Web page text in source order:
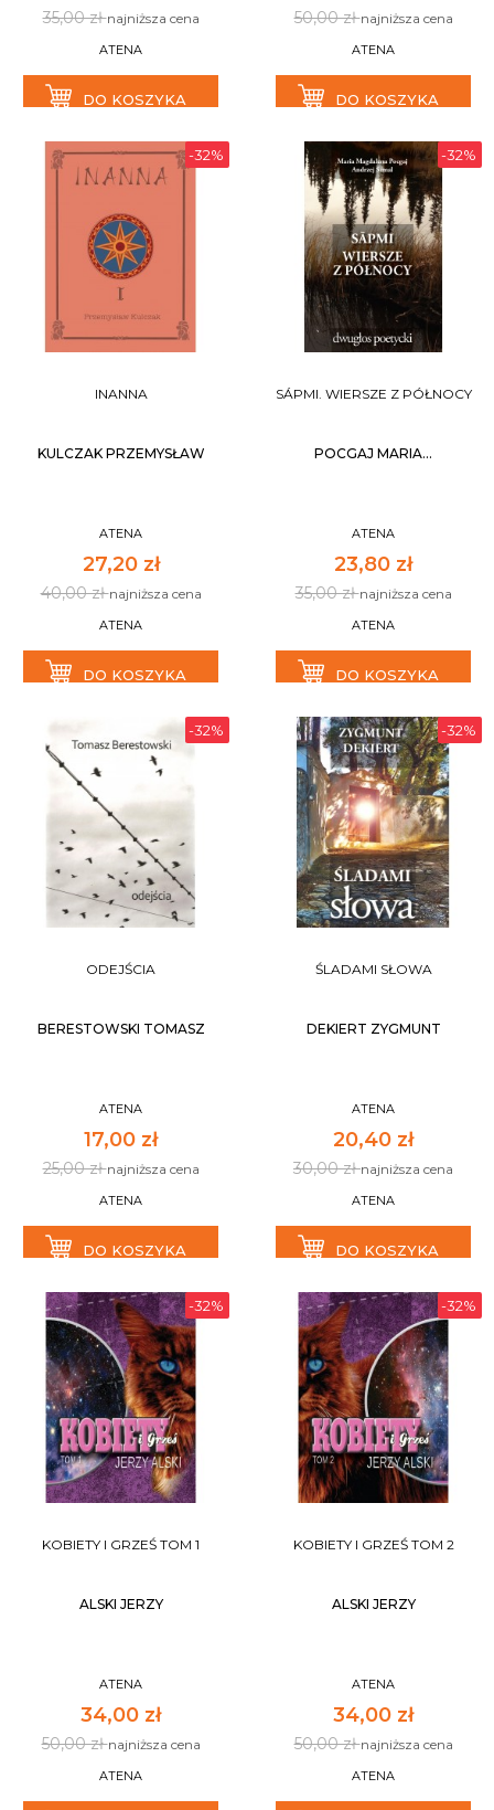
35,00 złnajniższa cena
ATENA
DO KOSZYKA
50,00 złnajniższa cena
ATENA
DO KOSZYKA
-32%
INANNA
KULCZAK PRZEMYSŁAW
ATENA
27,20 zł
40,00 złnajniższa cena
ATENA
DO KOSZYKA
-32%
SÁPMI. WIERSZE Z PÓŁNOCY
POCGAJ MARIA...
ATENA
23,80 zł
35,00 złnajniższa cena
ATENA
DO KOSZYKA
-32%
ODEJŚCIA
BERESTOWSKI TOMASZ
ATENA
17,00 zł
25,00 złnajniższa cena
ATENA
DO KOSZYKA
-32%
ŚLADAMI SŁOWA
DEKIERT ZYGMUNT
ATENA
20,40 zł
30,00 złnajniższa cena
ATENA
DO KOSZYKA
-32%
KOBIETY I GRZEŚ TOM 1
ALSKI JERZY
ATENA
34,00 zł
50,00 złnajniższa cena
ATENA
-32%
KOBIETY I GRZEŚ TOM 2
ALSKI JERZY
ATENA
34,00 zł
50,00 złnajniższa cena
ATENA